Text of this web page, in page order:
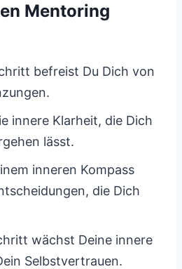
Mentoring
befreist Du Dich von
innere Klarheit, die Dich
lässt.
inneren Kompass
die Dich
wächst Deine innere
Selbstvertrauen.